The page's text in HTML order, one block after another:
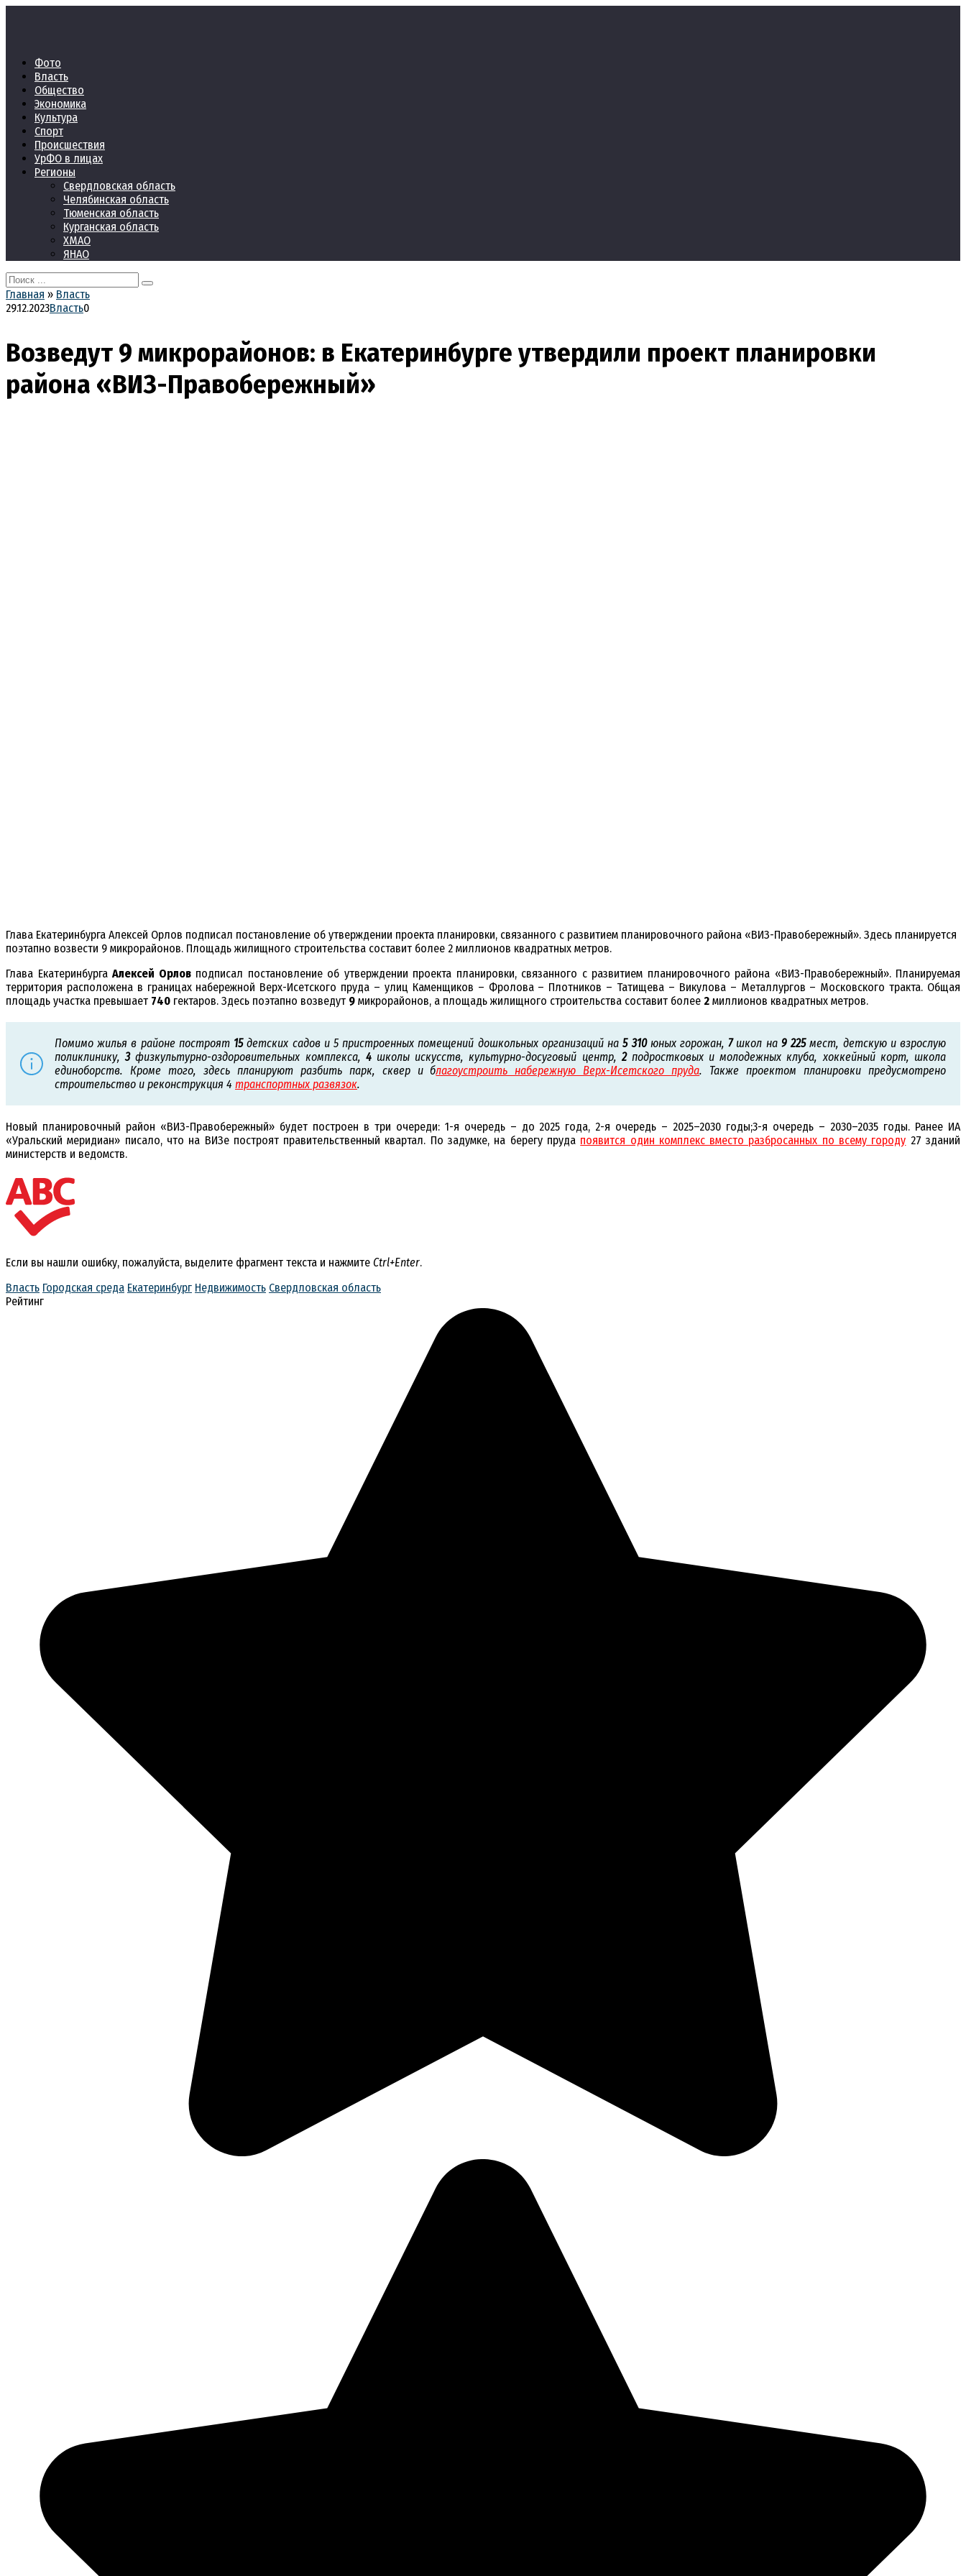
Фото
Власть
Общество
Экономика
Культура
Спорт
Происшествия
УрФО в лицах
Регионы
Свердловская область
Челябинская область
Тюменская область
Курганская область
ХМАО
ЯНАО
Search
for:
Главная » Власть
29.12.2023Власть0
Возведут 9 микрорайонов: в Екатеринбурге утвердили проект планировки
района «ВИЗ-Правобережный»
Глава Екатеринбурга Алексей Орлов подписал постановление об утверждении проекта планировки, связанного с развитием планировочного района «ВИЗ-Правобережный». Здесь планируется
поэтапно возвести 9 микрорайонов. Площадь жилищного строительства составит более 2 миллионов квадратных метров.
Глава Екатеринбурга Алексей Орловподписал постановление об утверждении проекта планировки, связанного с развитием планировочного района «ВИЗ-Правобережный». Планируемая
территория расположена в границах набережной Верх-Исетского пруда – улиц Каменщиков – Фролова – Плотников – Татищева – Викулова – Металлургов – Московского тракта. Общая
площадь участка превышает 740 гектаров. Здесь поэтапно возведут 9 микрорайонов, а площадь жилищного строительства составит более 2 миллионов квадратных метров.
Помимо жилья в районе построят 15детских садов и 5 пристроенных помещений дошкольных организаций на5 310юных горожан,7школ на 9 225мест, детскую и взрослую
поликлинику,3физкультурно-оздоровительных комплекса, 4школы искусств, культурно-досуговый центр, 2подростковых и молодежных клуба, хоккейный корт, школа
единоборств. Кроме того, здесь планируют разбить парк, сквер и благоустроить набережную Верх-Исетского пруда. Также проектом планировки предусмотрено
строительство и реконструкция 4 транспортных развязок.
Новый планировочный район «ВИЗ-Правобережный» будет построен в три очереди: 1-я очередь – до 2025 года, 2-я очередь – 2025–2030 годы;3-я очередь – 2030–2035 годы. Ранее ИА
«Уральский меридиан» писало, что на ВИЗе построят правительственный квартал. По задумке, на берегу пруда появится один комплекс вместо разбросанных по всему городу 27 зданий
министерств и ведомств.
Если вы нашли ошибку, пожалуйста, выделите фрагмент текста и нажмите Ctrl+Enter.
Власть Городская среда Екатеринбург Недвижимость Свердловская область
Рейтинг